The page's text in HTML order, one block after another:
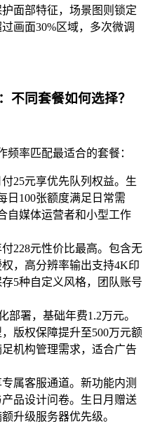
面部特征，场景图则锁定
画面30%区域，多次微调
不同套餐如何选择？
率匹配最适合的套餐：
25元享优先队列权益。生
日100张额度满足日常需
自媒体运营者和小型工作
228元性价比最高。包含无
，高分辨率输出支持4K印
5种自定义风格，团队账号
部署，基础年费1.2万元。
版权保障提升至500万元额
机构管理需求，适合广告
属客服通道。新功能内测
品设计问卷。生日月赠送
升级服务器优先级。